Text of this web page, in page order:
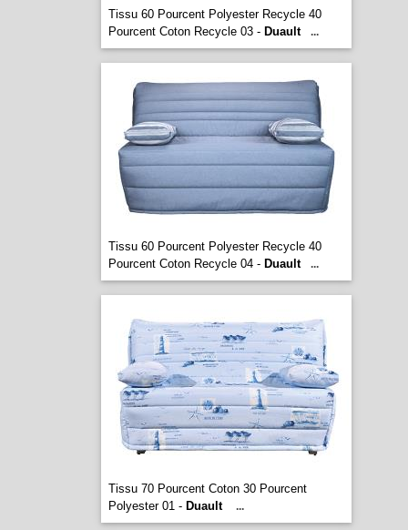
Tissu 60 Pourcent Polyester Recycle 40
Pourcent Coton Recycle 03 - Duault ...
Tissu 60 Pourcent Polyester Recycle 40
Pourcent Coton Recycle 04 - Duault ...
Tissu 70 Pourcent Coton 30 Pourcent
Polyester 01 - Duault ...